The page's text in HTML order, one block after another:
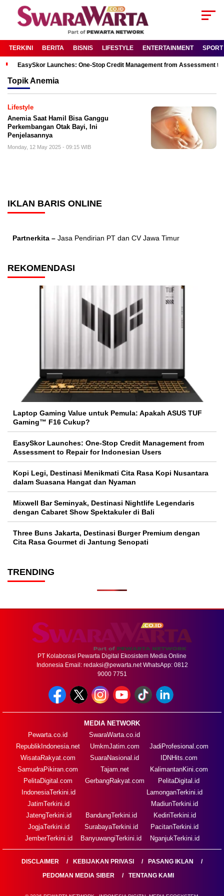
TERKINI BERITA BISNIS LIFESTYLE ENTERTAINMENT SPORT
EasySkor Launches: One-Stop Credit Management from Assessment
TopikAnemia
Lifestyle
Anemia Saat Hamil Bisa Ganggu
Perkembangan Otak Bayi, Ini
Penjelasannya
Monday, 12 May 2025 - 09:15 WIB
IKLAN BARIS ONLINE
Partnerkita – Jasa Pendirian PT dan CV Jawa Timur
REKOMENDASI
Laptop Gaming Value untuk Pemula: Apakah ASUS TUF
Gaming™ F16 Cukup?
EasySkor Launches: One-Stop Credit Management from
Assessment to Repair for Indonesian Users
Kopi Legi, Destinasi Menikmati Cita Rasa Kopi Nusantara
dalam Suasana Hangat dan Nyaman
Mixwell Bar Seminyak, Destinasi Nightlife Legendaris
dengan Cabaret Show Spektakuler di Bali
Three Buns Jakarta, Destinasi Burger Premium dengan
Cita Rasa Gourmet di Jantung Senopati
TRENDING
PT Kolaborasi Pewarta Digital Ekosistem Media Online
Indonesia Email: redaksi@pewarta.netWhatsApp: 0812
9000 7751
MEDIA NETWORK
Pewarta.co.id
RepublikIndonesia.net
WisataRakyat.com
SamudraPikiran.com
PelitaDigital.com
SwaraWarta.co.id
UmkmJatim.com
SuaraNasional.id
Tajam.net
GerbangRakyat.com
JadiProfesional.com
IDNHits.com
KalimantanKini.com
PelitaDigital.id
IndonesiaTerkini.id
JatimTerkini.id
JatengTerkini.id
JogjaTerkini.id
JemberTerkini.id
BandungTerkini.id
SurabayaTerkini.id
BanyuwangiTerkini.id
LamonganTerkini.id
MadiunTerkini.id
KediriTerkini.id
PacitanTerkini.id
NganjukTerkini.id
DISCLAIMER KEBIJAKAN PRIVASI
PASANG IKLAN
PEDOMAN MEDIA SIBER
TENTANG KAMI